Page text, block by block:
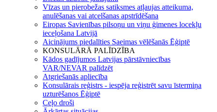
Vīzas un pierobežas satiksmes atļaujas atteikuma,
anulēšanas vai atcelšanas apstrīdēšana
Eiropas Savienības pilsoņu un viņu ģimenes locekļu
ieceļošana Latvijā
Aicinājums piedalīties Saeimas vēlēšanās Ēģiptē
KONSULĀRĀ PALĪDZĪBA
Kādos gadījumos Latvijas pārstāvniecības
VAR/NEVAR palīdzēt
Atgriešanās apliecība
Konsulārais reģistrs - iespēja reģistrēt savu īstermiņa
uzturēšanos Ēģiptē
Ceļo droši